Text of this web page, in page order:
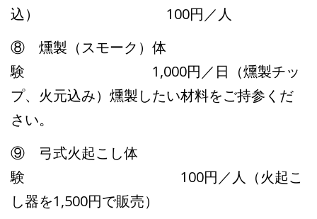
込） 100円／人
⑧ 燻製（スモーク）体
験 1,000円／日（燻製チッ
プ、火元込み）燻製したい材料をご持参くだ
さい。
⑨ 弓式火起こし体
験 100円／人（火起こ
し器を1,500円で販売）